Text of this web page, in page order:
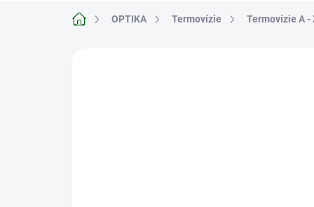
DomovOPTIKA Termovízie Termovízie A -